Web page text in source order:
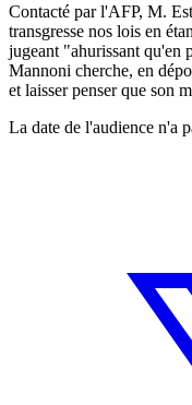
Contacté par l'AFP, M.
transgresse nos lois en
jugeant "ahurissant qu'en
Mannoni cherche, en
et laisser penser que son
La date de l'audience n'a